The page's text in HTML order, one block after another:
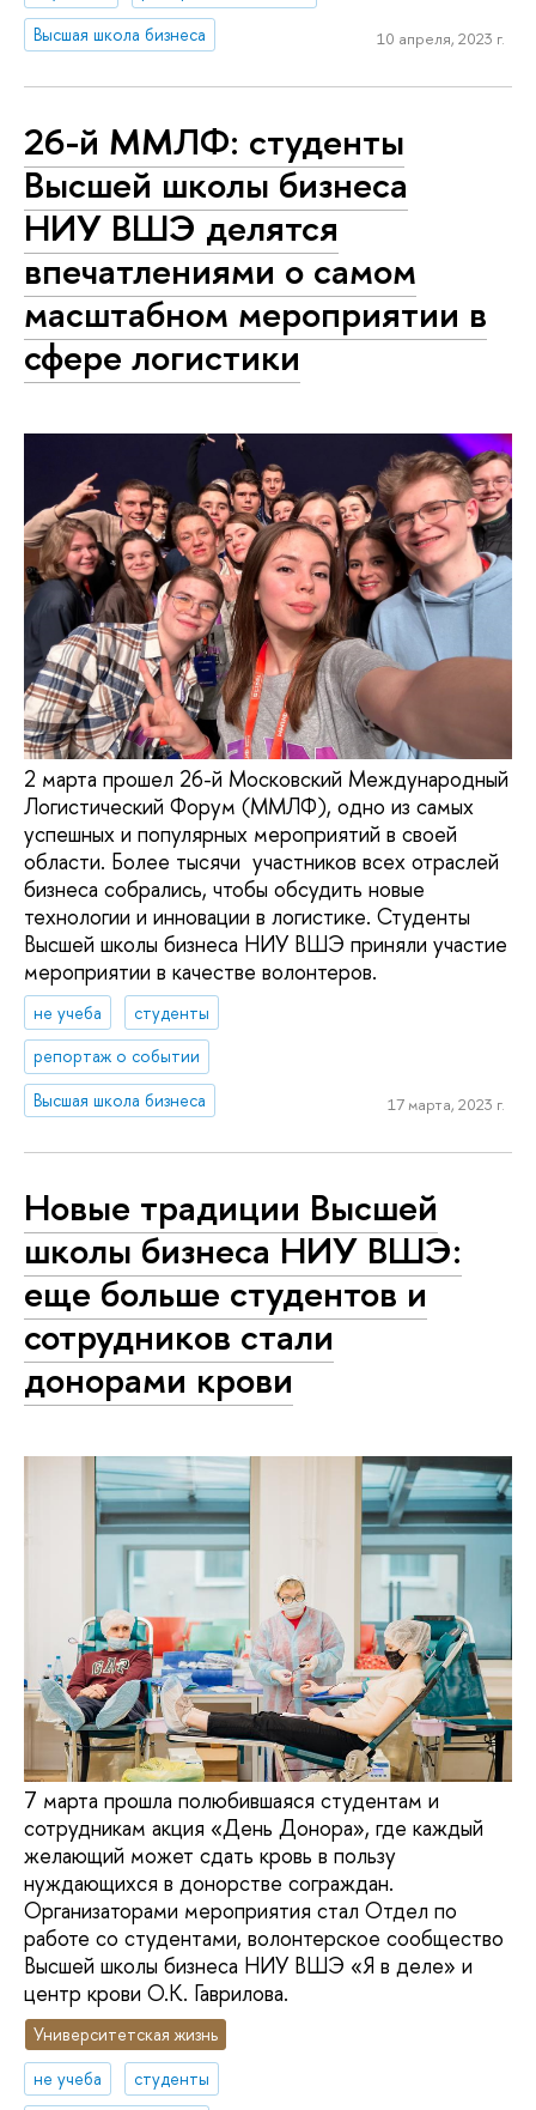
Высшая школа бизнеса
10 апреля, 2023 г.
26-й ММЛФ: студенты
Высшей школы бизнеса
НИУ ВШЭ делятся
впечатлениями о самом
масштабном мероприятии в
сфере логистики
2 марта прошел 26-й Московский Международный
Логистический Форум (ММЛФ), одно из самых
успешных и популярных мероприятий в своей
области. Более тысячи участников всех отраслей
бизнеса собрались, чтобы обсудить новые
технологии и инновации в логистике. Студенты
Высшей школы бизнеса НИУ ВШЭ приняли участие
мероприятии в качестве волонтеров.
не учеба
студенты
репортаж о событии
Высшая школа бизнеса
17 марта, 2023 г.
Новые традиции Высшей
школы бизнеса НИУ ВШЭ:
еще больше студентов и
сотрудников стали
донорами крови
7 марта прошла полюбившаяся студентам и
сотрудникам акция «День Донора», где каждый
желающий может сдать кровь в пользу
нуждающихся в донорстве сограждан.
Организаторами мероприятия стал Отдел по
работе со студентами, волонтерское сообщество
Высшей школы бизнеса НИУ ВШЭ «Я в деле» и
центр крови О.К. Гаврилова.
Университетская жизнь
не учеба
студенты